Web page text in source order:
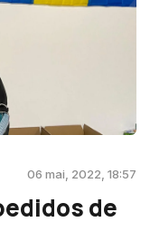
06 mai, 2022, 18:57
de